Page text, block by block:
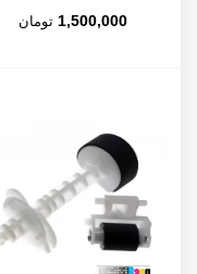
1,500,000 تومان